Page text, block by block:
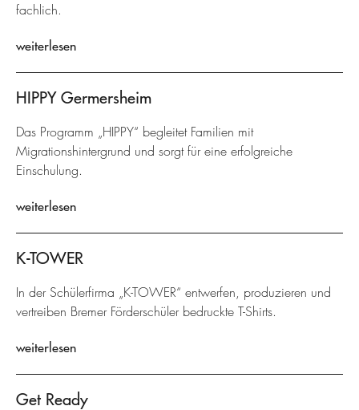
fachlich.
weiterlesen
HIPPY Germersheim
Das Programm „HIPPY“ begleitet Familien mit
Migrationshintergrund und sorgt für eine erfolgreiche
Einschulung.
weiterlesen
K-TOWER
In der Schülerfirma „K-TOWER“ entwerfen, produzieren und
vertreiben Bremer Förderschüler bedruckte T-Shirts.
weiterlesen
Get Ready